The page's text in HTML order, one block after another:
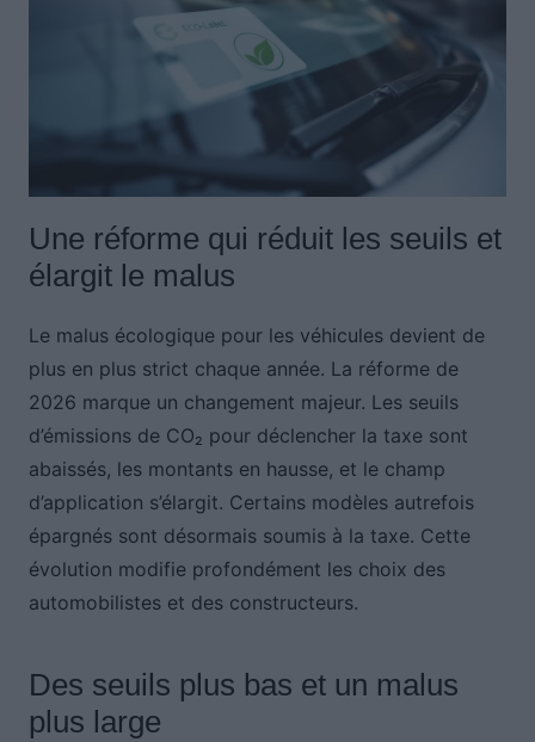
Une réforme qui réduit les seuils et
élargit le malus
Le malus écologique pour les véhicules devient de
plus en plus strict chaque année. La réforme de
2026 marque un changement majeur. Les seuils
d’émissions de CO₂ pour déclencher la taxe sont
abaissés, les montants en hausse, et le champ
d’application s’élargit. Certains modèles autrefois
épargnés sont désormais soumis à la taxe. Cette
évolution modifie profondément les choix des
automobilistes et des constructeurs.
Des seuils plus bas et un malus
plus large